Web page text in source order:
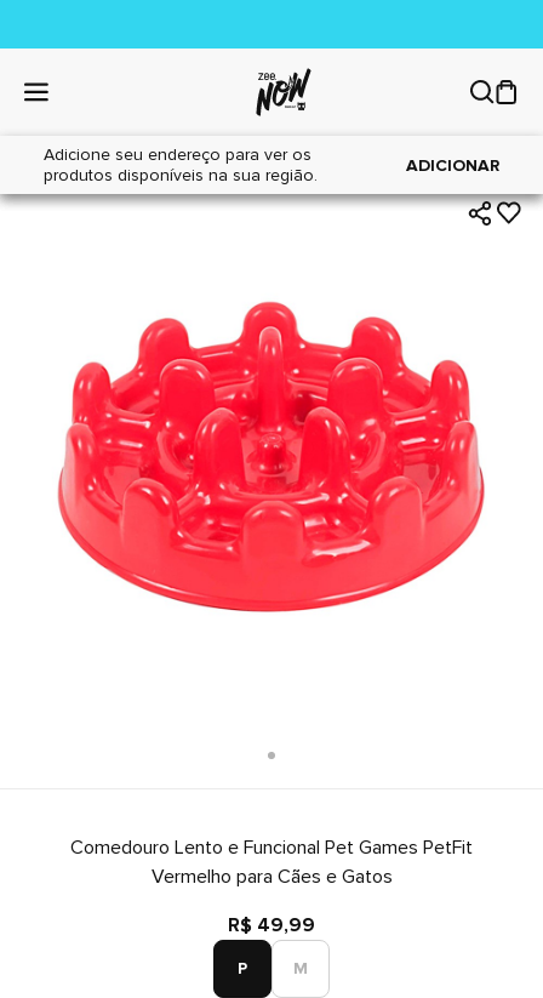
Adicione seu endereço para ver os
produtos disponíveis na sua região.
ADICIONAR
Home|Cães|Acessórios
Comedouro Lento e Funcional Pet Games PetFit
Vermelho para Cães e Gatos
R$ 49,99
P M